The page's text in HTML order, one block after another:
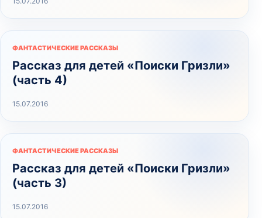
ФАНТАСТИЧЕСКИЕ РАССКАЗЫ
Рассказ для детей «Поиски Гризли»
(часть 4)
15.07.2016
ФАНТАСТИЧЕСКИЕ РАССКАЗЫ
Рассказ для детей «Поиски Гризли»
(часть 3)
15.07.2016